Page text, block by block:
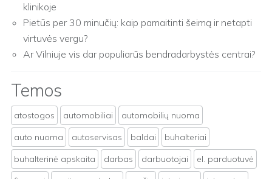
klinikoje
Pietūs per 30 minučių: kaip pamaitinti šeimą ir netapti
virtuvės vergu?
Ar Vilniuje vis dar populiarūs bendradarbystės centrai?
Temos
atostogos automobiliai
automobilių nuoma
auto nuoma
autoservisas baldai
buhalteriai
buhalterinė apskaita
darbas darbuotojai
el. parduotuvė